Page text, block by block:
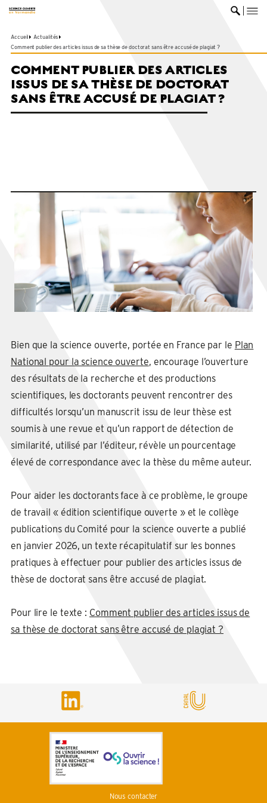
Accueil
Actualités
Comment publier des articles issus de sa thèse de doctorat sans être accusé de plagiat ?
COMMENT PUBLIER DES ARTICLES
ISSUS DE SA THÈSE DE DOCTORAT
SANS ÊTRE ACCUSÉ DE PLAGIAT ?
Bien que la science ouverte, portée en France par le Plan
National pour la science ouverte, encourage l’ouverture
des résultats de la recherche et des productions
scientifiques, les doctorants peuvent rencontrer des
difficultés lorsqu’un manuscrit issu de leur thèse est
soumis à une revue et qu’un rapport de détection de
similarité, utilisé par l’éditeur, révèle un pourcentage
élevé de correspondance avec la thèse du même auteur.
Pour aider les doctorants face à ce problème, le groupe
de travail « édition scientifique ouverte » et le collège
publications du Comité pour la science ouverte a publié
en janvier 2026, un texte récapitulatif sur les bonnes
pratiques à effectuer pour publier des articles issus de
thèse de doctorat sans être accusé de plagiat.
Pour lire le texte : Comment publier des articles issus de
sa thèse de doctorat sans être accusé de plagiat ?
Nous contacter